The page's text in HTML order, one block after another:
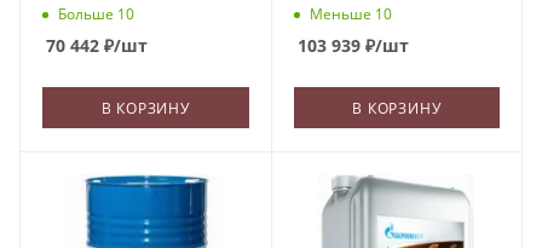
Больше 10
70 442 ₽/шт
В КОРЗИНУ
Меньше 10
103 939₽/шт
В КОРЗИНУ